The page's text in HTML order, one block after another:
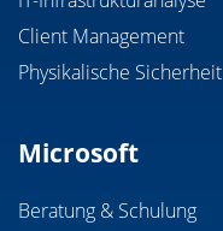
Client Management
Physikalische Sicherheit
Microsoft
Beratung & Schulung